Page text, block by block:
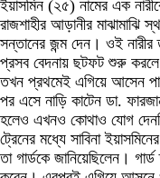
ইয়াসমিন (২৫) নামের এক
রাজশাহীর আড়ানীর মাঝামাঝি
সন্তানের জন্ম দেন। ওই
প্রসব বেদনায় ছটফট শুরু করলে
তখন প্রথমেই এগিয়ে আসেন
পর এসে নাড়ি কাটেন ডা.
হলেও এখনও কোথাও যোগ
ট্রেনের মধ্যে সাবিনা
তা গার্ডকে জানিয়েছিলেন।